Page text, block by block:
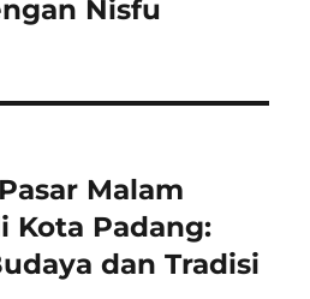
Nisfu
Malam
Kota Padang:
dan Tradisi